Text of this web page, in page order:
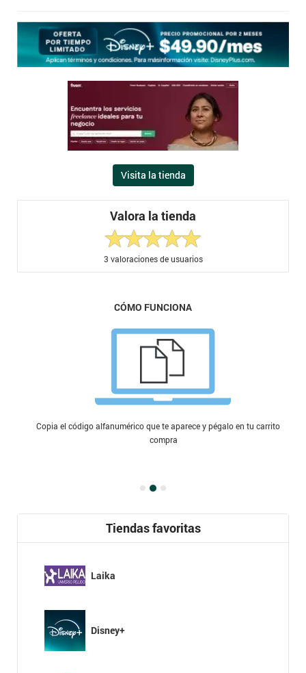
Visita la tienda
Valora la tienda
3 valoraciones de usuarios
CÓMO FUNCIONA
Copia el código alfanumérico que te aparece y pégalo en tu carrito de
compra
Tiendas favoritas
Laika
Disney+